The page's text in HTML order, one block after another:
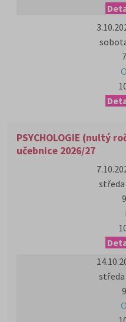
PSYCHOLOGIE (nultý
učebnice 2026/27
středa
středa